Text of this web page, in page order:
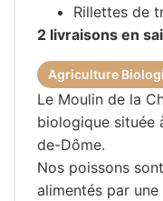
Rillettes de
2 livraisons en
Agriculture
Le Moulin de la
biologique située
de-Dôme.
Nos poissons
alimentés par